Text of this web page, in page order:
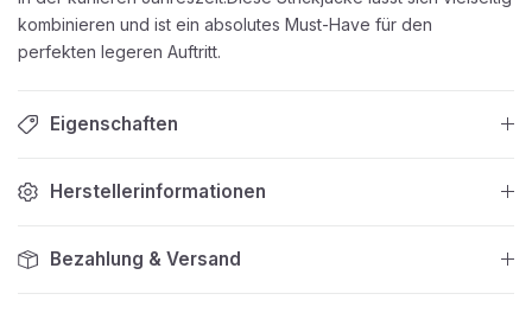
kombinieren und ist ein absolutes Must-Have für den
perfekten legeren Auftritt.
Eigenschaften
Herstellerinformationen
Bezahlung & Versand